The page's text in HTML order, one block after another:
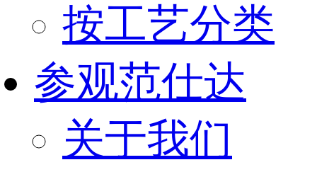
按工艺分类
参观范仕达
关于我们